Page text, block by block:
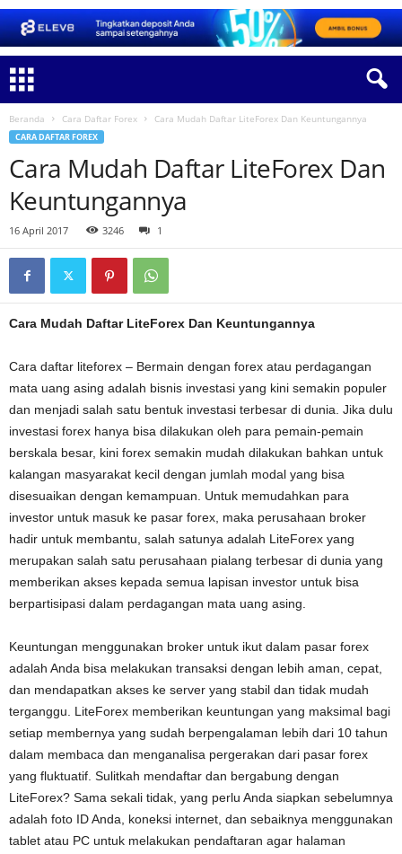
Beranda Cara Daftar Forex Cara Mudah Daftar LiteForex Dan Keuntungannya
CARA DAFTAR FOREX
Cara Mudah Daftar LiteForex Dan
Keuntungannya
16 April 2017 3246 1
Cara Mudah Daftar LiteForex Dan Keuntungannya
Cara daftar liteforex – Bermain dengan forex atau perdagangan
mata uang asing adalah bisnis investasi yang kini semakin populer
dan menjadi salah satu bentuk investasi terbesar di dunia. Jika dulu
investasi forex hanya bisa dilakukan oleh para pemain-pemain
berskala besar, kini forex semakin mudah dilakukan bahkan untuk
kalangan masyarakat kecil dengan jumlah modal yang bisa
disesuaikan dengan kemampuan. Untuk memudahkan para
investor untuk masuk ke pasar forex, maka perusahaan broker
hadir untuk membantu, salah satunya adalah LiteForex yang
merupakan salah satu perusahaan pialang terbesar di dunia yang
memberikan akses kepada semua lapisan investor untuk bisa
berpartisipasi dalam perdagangan mata uang asing.
Keuntungan menggunakan broker untuk ikut dalam pasar forex
adalah Anda bisa melakukan transaksi dengan lebih aman, cepat,
dan mendapatkan akses ke server yang stabil dan tidak mudah
terganggu. LiteForex memberikan keuntungan yang maksimal bagi
setiap membernya yang sudah berpengalaman lebih dari 10 tahun
dalam membaca dan menganalisa pergerakan dari pasar forex
yang fluktuatif. Sulitkah mendaftar dan bergabung dengan
LiteForex? Sama sekali tidak, yang perlu Anda siapkan sebelumnya
adalah foto ID Anda, koneksi internet, dan sebaiknya menggunakan
tablet atau PC untuk melakukan pendaftaran agar halaman